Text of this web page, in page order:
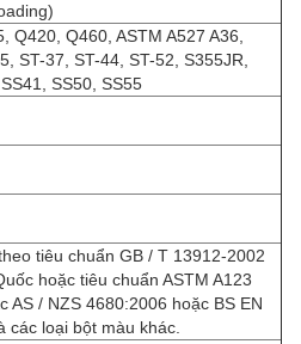
Q420, Q460, ASTM A527 A36,
ST-37, ST-44, ST-52, S355JR,
SS50, SS55
tiêu chuẩn GB / T 13912-2002
hoặc tiêu chuẩn ASTM A123
AS / NZS 4680:2006 hoặc BS EN
các loại bột màu khác.